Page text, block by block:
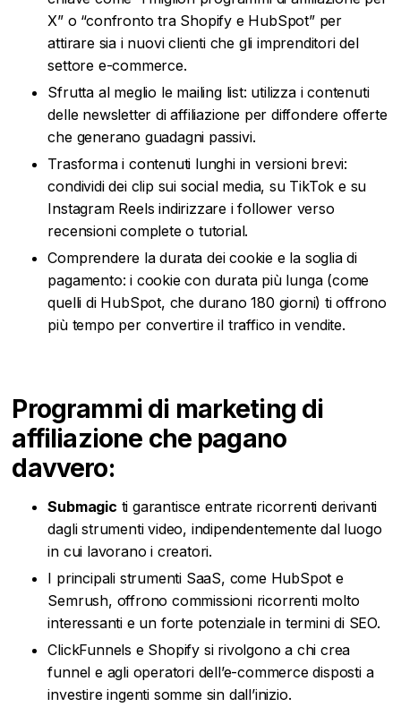
X” o “confronto tra Shopify e HubSpot” per
attirare sia i nuovi clienti che gli imprenditori del
settore e-commerce.
Sfrutta al meglio le mailing list: utilizza i contenuti
delle newsletter di affiliazione per diffondere offerte
che generano guadagni passivi.
Trasforma i contenuti lunghi in versioni brevi:
condividi dei clip sui social media, su TikTok e su
Instagram Reels indirizzare i follower verso
recensioni complete o tutorial.
Comprendere la durata dei cookie e la soglia di
pagamento: i cookie con durata più lunga (come
quelli di HubSpot, che durano 180 giorni) ti offrono
più tempo per convertire il traffico in vendite.
Programmi di marketing di
affiliazione che pagano
davvero:
Submagic ti garantisce entrate ricorrenti derivanti
dagli strumenti video, indipendentemente dal luogo
in cui lavorano i creatori.
I principali strumenti SaaS, come HubSpot e
Semrush, offrono commissioni ricorrenti molto
interessanti e un forte potenziale in termini di SEO.
ClickFunnels e Shopify si rivolgono a chi crea
funnel e agli operatori dell’e-commerce disposti a
investire ingenti somme sin dall’inizio.